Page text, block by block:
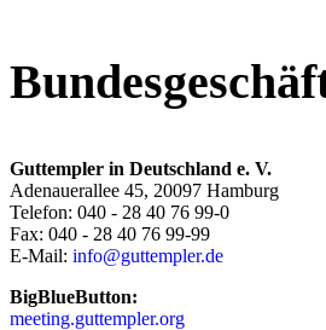
Guttempler in Deutschland e. V.
Adenauerallee 45, 20097 Hamburg
Telefon: 040 - 28 40 76 99-0
Fax: 040 - 28 40 76 99-99
E-Mail: info@guttempler.de
BigBlueButton:
meeting.guttempler.org